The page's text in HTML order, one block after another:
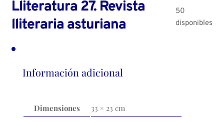
Lliteratura 27. Revista
lliteraria asturiana
50
disponibles
Información adicional
Dimensiones 33 × 23 cm